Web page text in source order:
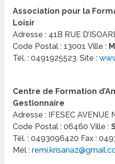
Association pour la
Loisir
Adresse : 41B RUE
Code Postal : 13001 Ville :
Tél. : 0491925523. Site :
Centre de Formation
Gestionnaire
Adresse : IFESEC AVENUE
Code Postal : 06460 Ville :
Tél. : 0493096420 Fax :
Mél :